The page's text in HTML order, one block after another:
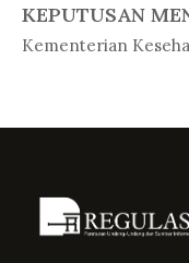
KEPUTUSAN
Kementerian
In Peratur...